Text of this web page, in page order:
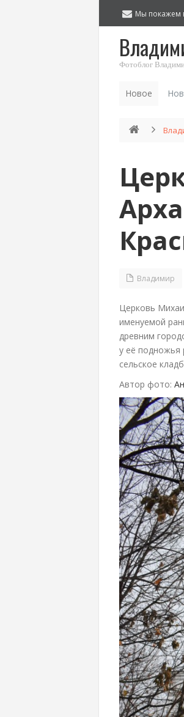
Мы покажем
Фотоблог
Новое
Владимир
Церковь
именуемой
древним
у её подножья
сельское
Автор фото: